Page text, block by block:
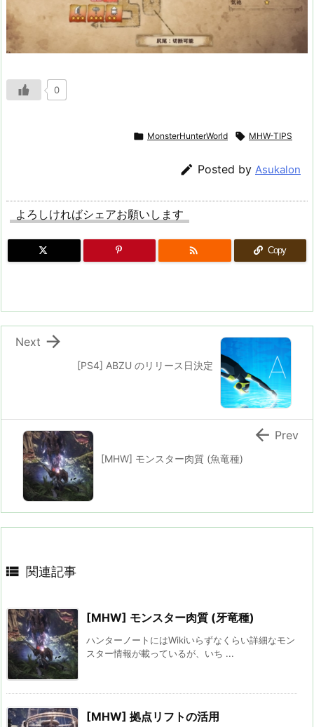
0
 MonsterHunterWorld  MHW-TIPS
 Posted by Asukalon
よろしければシェアお願いします
 Copy
[PS4] ABZU のリリース日決定

Next
[MHW] モンスター肉質 (魚竜種)
 Prev
 関連記事
[MHW] モンスター肉質 (牙竜種)
ハンターノートにはWikiいらずなくらい詳細なモン
スター情報が載っているが、いち ...
[MHW] 拠点リフトの活用